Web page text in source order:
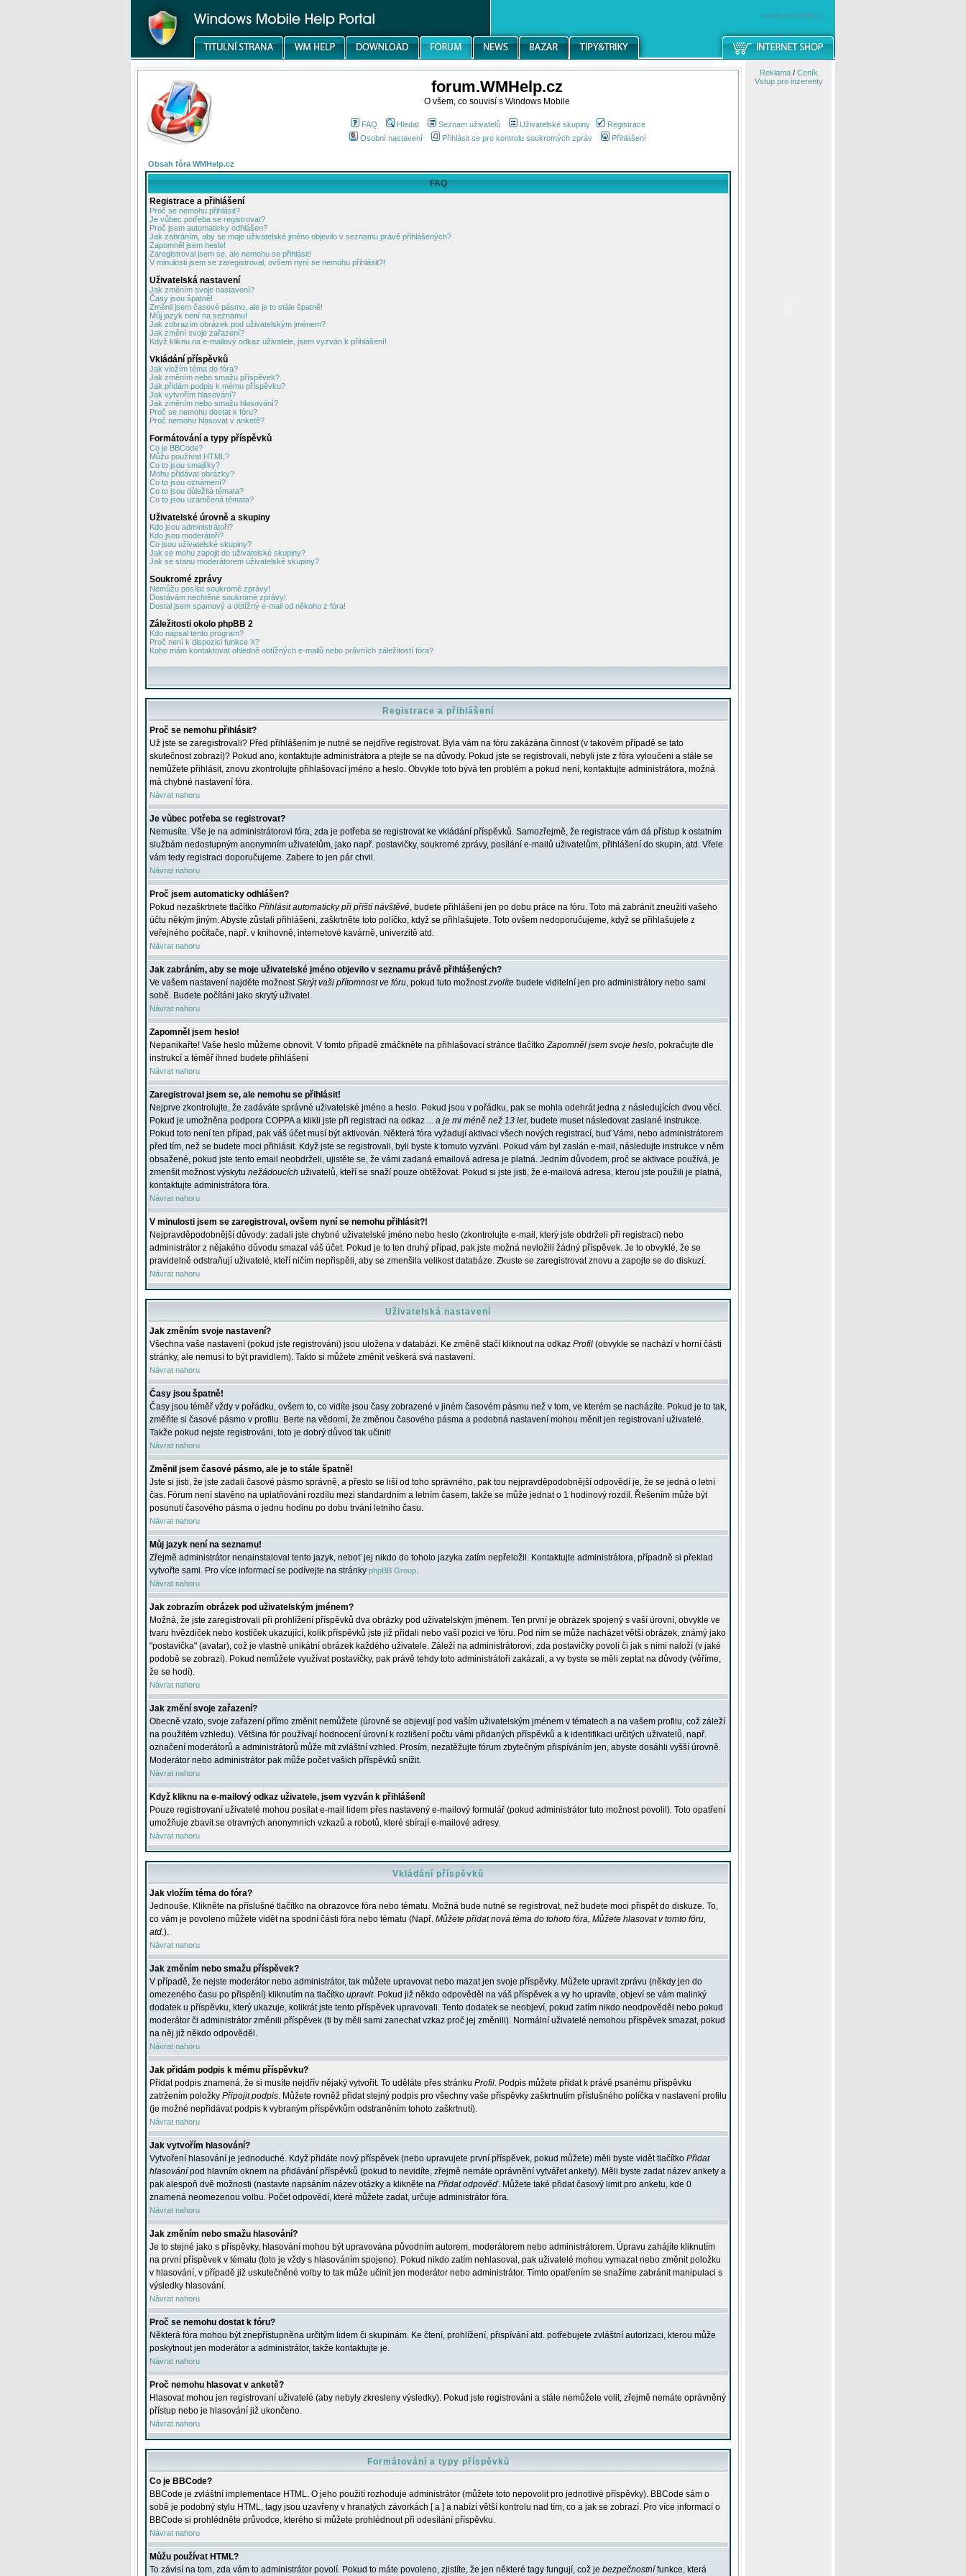
windowsmobile.cz
forum.WMHelp.cz
O všem, co souvisí s Windows Mobile
FAQ Hledat Seznam uživatelů Uživatelské skupiny
Registrace
Osobní nastavení
Přihlásit se pro kontrolu soukromých zpráv Přihlášení
Obsah fóra WMHelp.cz
FAQ
Registrace a přihlášení
Proč se nemohu přihlásit?
Je vůbec potřeba se registrovat?
Proč jsem automaticky odhlášen?
Jak zabráním, aby se moje uživatelské jméno objevilo v seznamu právě přihlášených?
Zapomněl jsem heslo!
Zaregistroval jsem se, ale nemohu se přihlásit!
V minulosti jsem se zaregistroval, ovšem nyní se nemohu přihlásit?!
Uživatelská nastavení
Jak změním svoje nastavení?
Časy jsou špatně!
Změnil jsem časové pásmo, ale je to stále špatně!
Můj jazyk není na seznamu!
Jak zobrazím obrázek pod uživatelským jménem?
Jak změní svoje zařazení?
Když kliknu na e-mailový odkaz uživatele, jsem vyzván k přihlášení!
Vkládání příspěvků
Jak vložím téma do fóra?
Jak změním nebo smažu příspěvek?
Jak přidám podpis k mému příspěvku?
Jak vytvořím hlasování?
Jak změním nebo smažu hlasování?
Proč se nemohu dostat k fóru?
Proč nemohu hlasovat v anketě?
Formátování a typy příspěvků
Co je BBCode?
Můžu používat HTML?
Co to jsou smajlíky?
Mohu přidávat obrázky?
Co to jsou oznámení?
Co to jsou důležitá témata?
Co to jsou uzamčená témata?
Uživatelské úrovně a skupiny
Kdo jsou administrátoři?
Kdo jsou moderátoři?
Co jsou uživatelské skupiny?
Jak se mohu zapojit do uživatelské skupiny?
Jak se stanu moderátorem uživatelské skupiny?
Soukromé zprávy
Nemůžu posílat soukromé zprávy!
Dostávám nechtěné soukromé zprávy!
Dostal jsem spamový a obtížný e-mail od někoho z fóra!
Záležitosti okolo phpBB 2
Kdo napsal tento program?
Proč není k dispozici funkce X?
Koho mám kontaktovat ohledně obtížných e-mailů nebo právních záležitostí fóra?
Registrace a přihlášení
Proč se nemohu přihlásit?
Už jste se zaregistrovali? Před přihlášením je nutné se nejdříve registrovat. Byla vám na fóru zakázána činnost (v takovém případě se tato
skutečnost zobrazí)? Pokud ano, kontaktujte administrátora a ptejte se na důvody. Pokud jste se registrovali, nebyli jste z fóra vyloučeni a stále se
nemůžete přihlásit, znovu zkontrolujte přihlašovací jméno a heslo. Obvykle toto bývá ten problém a pokud není, kontaktujte administrátora, možná
má chybné nastavení fóra.
Návrat nahoru
Je vůbec potřeba se registrovat?
Nemusíte. Vše je na administrátorovi fóra, zda je potřeba se registrovat ke vkládání příspěvků. Samozřejmě, že registrace vám dá přístup k ostatním
službám nedostupným anonymním uživatelům, jako např. postavičky, soukromé zprávy, posílání e-mailů uživatelům, přihlášení do skupin, atd. Vřele
vám tedy registraci doporučujeme. Zabere to jen pár chvil.
Návrat nahoru
Proč jsem automaticky odhlášen?
Pokud nezaškrtnete tlačítko Přihlásit automaticky při příští návštěvě, budete přihlášeni jen po dobu práce na fóru. Toto má zabránit zneužití vašeho
účtu někým jiným. Abyste zůstali přihlášeni, zaškrtněte toto políčko, když se přihlašujete. Toto ovšem nedoporučujeme, když se přihlašujete z
veřejného počítače, např. v knihovně, internetové kavárně, univerzitě atd.
Návrat nahoru
Jak zabráním, aby se moje uživatelské jméno objevilo v seznamu právě přihlášených?
Ve vašem nastavení najděte možnostSkrýt vaši přítomnost ve fóru, pokud tuto možnostzvolíte budete viditelní jen pro administrátory nebo sami
sobě. Budete počítáni jako skrytý uživatel.
Návrat nahoru
Zapomněl jsem heslo!
Nepanikařte! Vaše heslo můžeme obnovit. V tomto případě zmáčkněte na přihlašovací stránce tlačítkoZapomněl jsem svoje heslo, pokračujte dle
instrukcí a téměř ihned budete přihlášeni
Návrat nahoru
Zaregistroval jsem se, ale nemohu se přihlásit!
Nejprve zkontrolujte, že zadáváte správné uživatelské jméno a heslo. Pokud jsou v pořádku, pak se mohla odehrát jedna z následujících dvou věcí.
Pokud je umožněna podpora COPPA a klikli jste při registraci na odkaz ... a je mi méně než 13 let, budete muset následovat zaslané instrukce.
Pokud toto není ten případ, pak váš účet musí být aktivován. Některá fóra vyžadují aktivaci všech nových registrací, buď Vámi, nebo administrátorem
před tím, než se budete moci přihlásit. Když jste se registrovali, byli byste k tomuto vyzváni. Pokud vám byl zaslán e-mail, následujte instrukce v něm
obsažené, pokud jste tento email neobdrželi, ujistěte se, že vámi zadaná emailová adresa je platná. Jedním důvodem, proč se aktivace používá, je
zmenšit možnost výskytu nežádoucích uživatelů, kteří se snaží pouze obtěžovat. Pokud si jste jisti, že e-mailová adresa, kterou jste použili je platná,
kontaktujte administrátora fóra.
Návrat nahoru
V minulosti jsem se zaregistroval, ovšem nyní se nemohu přihlásit?!
Nejpravděpodobnější důvody: zadali jste chybné uživatelské jméno nebo heslo (zkontrolujte e-mail, který jste obdrželi při registraci) nebo
administrátor z nějakého důvodu smazal váš účet. Pokud je to ten druhý případ, pak jste možná nevložili žádný příspěvek. Je to obvyklé, že se
pravidelně odstraňují uživatelé, kteří ničím nepřispěli, aby se zmenšila velikost databáze. Zkuste se zaregistrovat znovu a zapojte se do diskuzí.
Návrat nahoru
Uživatelská nastavení
Jak změním svoje nastavení?
Všechna vaše nastavení (pokud jste registrováni) jsou uložena v databázi. Ke změně stačí kliknout na odkaz Profil (obvykle se nachází v horní části
stránky, ale nemusí to být pravidlem). Takto si můžete změnit veškerá svá nastavení.
Návrat nahoru
Časy jsou špatně!
Časy jsou téměř vždy v pořádku, ovšem to, co vidíte jsou časy zobrazené v jiném časovém pásmu než v tom, ve kterém se nacházíte. Pokud je to tak,
změňte si časové pásmo v profilu. Berte na vědomí, že změnou časového pásma a podobná nastavení mohou měnit jen registrovaní uživatelé.
Takže pokud nejste registrováni, toto je dobrý důvod tak učinit!
Návrat nahoru
Změnil jsem časové pásmo, ale je to stále špatně!
Jste si jisti, že jste zadali časové pásmo správně, a přesto se liší od toho správného, pak tou nejpravděpodobnější odpovědí je, že se jedná o letní
čas. Fórum není stavěno na uplatňování rozdílu mezi standardním a letním časem, takže se může jednat o 1 hodinový rozdíl. Řešením může být
posunutí časového pásma o jednu hodinu po dobu trvání letního času.
Návrat nahoru
Můj jazyk není na seznamu!
Zřejmě administrátor nenainstaloval tento jazyk, neboť jej nikdo do tohoto jazyka zatím nepřeložil. Kontaktujte administrátora, případně si překlad
vytvořte sami. Pro více informací se podívejte na stránky phpBB Group.
Návrat nahoru
Jak zobrazím obrázek pod uživatelským jménem?
Možná, že jste zaregistrovali při prohlížení příspěvků dva obrázky pod uživatelským jménem. Ten první je obrázek spojený s vaší úrovní, obvykle ve
tvaru hvězdiček nebo kostiček ukazující, kolik příspěvků jste již přidali nebo vaší pozici ve fóru. Pod ním se může nacházet větší obrázek, známý jako
"postavička" (avatar), což je vlastně unikátní obrázek každého uživatele. Záleží na administrátorovi, zda postavičky povolí či jak s nimi naloží (v jaké
podobě se zobrazí). Pokud nemůžete využívat postavičky, pak právě tehdy toto administrátoři zakázali, a vy byste se měli zeptat na důvody (věříme,
že se hodí).
Návrat nahoru
Jak změní svoje zařazení?
Obecně vzato, svoje zařazení přímo změnit nemůžete (úrovně se objevují pod vaším uživatelským jménem v tématech a na vašem profilu, což záleží
na použitém vzhledu). Většina fór používají hodnocení úrovní k rozlišení počtu vámi přidaných příspěvků a k identifikaci určitých uživatelů, např.
označení moderátorů a administrátorů může mít zvláštní vzhled. Prosím, nezatěžujte fórum zbytečným přispíváním jen, abyste dosáhli vyšší úrovně.
Moderátor nebo administrátor pak může počet vašich příspěvků snížit.
Návrat nahoru
Když kliknu na e-mailový odkaz uživatele, jsem vyzván k přihlášení!
Pouze registrovaní uživatelé mohou posílat e-mail lidem přes nastavený e-mailový formulář (pokud administrátor tuto možnost povolil). Toto opatření
umožňuje zbavit se otravných anonymních vzkazů a robotů, které sbírají e-mailové adresy.
Návrat nahoru
Vkládání příspěvků
Jak vložím téma do fóra?
Jednouše. Klikněte na příslušné tlačítko na obrazovce fóra nebo tématu. Možná bude nutné se registrovat, než budete moci přispět do diskuze. To,
co vám je povoleno můžete vidět na spodní části fóra nebo tématu (Např. Můžete přidat nová téma do tohoto fóra, Můžete hlasovat v tomto fóru,
atd.).
Návrat nahoru
Jak změním nebo smažu příspěvek?
V případě, že nejste moderátor nebo administrátor, tak můžete upravovat nebo mazat jen svoje příspěvky. Můžete upravit zprávu (někdy jen do
omezeného času po přispění) kliknutím na tlačítko upravit. Pokud již někdo odpověděl na váš příspěvek a vy ho upravíte, objeví se vám malinký
dodatek u příspěvku, který ukazuje, kolikrát jste tento příspěvek upravovali. Tento dodatek se neobjeví, pokud zatím nikdo neodpověděl nebo pokud
moderátor či administrátor změnili příspěvek (ti by měli sami zanechat vzkaz proč jej změnili). Normální uživatelé nemohou příspěvek smazat, pokud
na něj již někdo odpověděl.
Návrat nahoru
Jak přidám podpis k mému příspěvku?
Přidat podpis znamená, že si musíte nejdřív nějaký vytvořit. To uděláte přes stránku Profil. Podpis můžete přidat k právě psanému příspěvku
zatržením položky Připojit podpis. Můžete rovněž přidat stejný podpis pro všechny vaše příspěvky zaškrtnutím příslušného políčka v nastavení profilu
(je možné nepřidávat podpis k vybraným příspěvkům odstraněním tohoto zaškrtnutí).
Návrat nahoru
Jak vytvořím hlasování?
Vytvoření hlasování je jednoduché. Když přidáte nový příspěvek (nebo upravujete první příspěvek, pokud můžete) měli byste vidět tlačítko Přidat
hlasování pod hlavním oknem na přidávání příspěvků (pokud to nevidíte, zřejmě nemáte oprávnění vytvářet ankety). Měli byste zadat název ankety a
pak alespoň dvě možnosti (nastavte napsáním název otázky a klikněte na Přidat odpověď. Můžete také přidat časový limit pro anketu, kde 0
znamená neomezenou volbu. Počet odpovědí, které můžete zadat, určuje administrátor fóra.
Návrat nahoru
Jak změním nebo smažu hlasování?
Je to stejné jako s příspěvky, hlasování mohou být upravována původním autorem, moderátorem nebo administrátorem. Úpravu zahájíte kliknutím
na první příspěvek v tématu (toto je vždy s hlasováním spojeno). Pokud nikdo zatím nehlasoval, pak uživatelé mohou vymazat nebo změnit položku
v hlasování, v případě již uskutečněné volby to tak může učinit jen moderátor nebo administrátor. Tímto opatřením se snažíme zabránit manipulaci s
výsledky hlasování.
Návrat nahoru
Proč se nemohu dostat k fóru?
Některá fóra mohou být znepřístupněna určitým lidem či skupinám. Ke čtení, prohlížení, přispívání atd. potřebujete zvláštní autorizaci, kterou může
poskytnout jen moderátor a administrátor, takže kontaktujte je.
Návrat nahoru
Proč nemohu hlasovat v anketě?
Hlasovat mohou jen registrovaní uživatelé (aby nebyly zkresleny výsledky). Pokud jste registrováni a stále nemůžete volit, zřejmě nemáte oprávněný
přístup nebo je hlasování již ukončeno.
Návrat nahoru
Formátování a typy příspěvků
Co je BBCode?
BBCode je zvláštní implementace HTML. O jeho použití rozhoduje administrátor (můžete toto nepovolit pro jednotlivé příspěvky). BBCode sám o
sobě je podobný stylu HTML, tagy jsou uzavřeny v hranatých závorkách [ a ] a nabízí větší kontrolu nad tím, co a jak se zobrazí. Pro více informací o
BBCode si prohlédněte průvodce, kterého si můžete prohlédnout při odesílání příspěvku.
Návrat nahoru
Můžu používat HTML?
To závisí na tom, zda vám to administrátor povolí. Pokud to máte povoleno, zjistíte, že jen některé tagy fungují, což je bezpečnostní funkce, která
Reklama/ Ceník
Vstup pro inzerenty